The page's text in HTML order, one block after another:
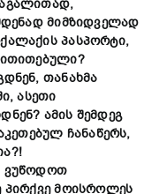
მიმზიდველად
პასპორტი,
თანახმა
ასეთი
ამის შემდეგ
ჩანაწერს,
ვუწოდოთ
პირქვე მოისროლეს